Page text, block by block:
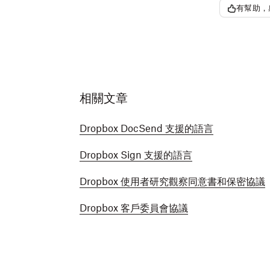
有幫助，
相關文章
Dropbox DocSend 支援的語言
Dropbox Sign 支援的語言
Dropbox 使用者研究觀察同意書和保密協議
Dropbox 客戶委員會協議